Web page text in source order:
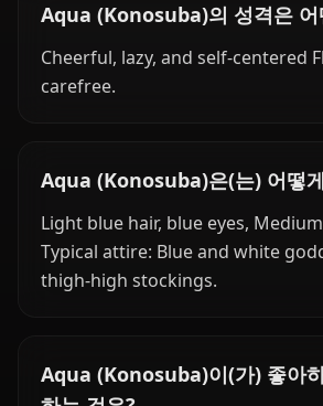
Aqua (Konosuba)의 성격은 어
Cheerful, lazy, and self-centered
carefree.
Aqua (Konosuba)은(는) 어떻
Light blue hair, blue eyes,
Typical attire: Blue and white
thigh-high stockings.
Aqua (Konosuba)이(가) 좋아